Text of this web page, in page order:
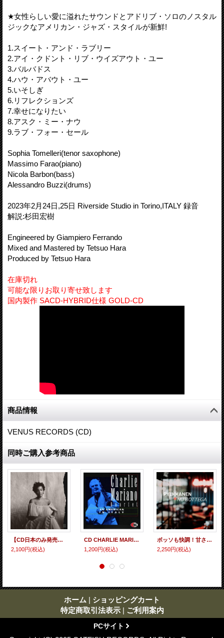
★女性らしい愛に溢れたサウンドとアドリブ・ソロのノスタル
ジックなアメリカン・ジャズ・スタイルが新鮮!
1.スイート・アンド・ラブリー
2.アイ・クドント・リブ・ウイズアウト・ユー
3.バルバドス
4.ハウ・アバウト・ユー
5.いそしぎ
6.リフレクションズ
7.幸せになりたい
8.アスク・ミー・ナウ
9.ラブ・フォー・セール
Sophia Tomelleri(tenor saxophone)
Massimo Farao(piano)
Nicola Barbon(bass)
Alessandro Buzzi(drums)
2023年2月24日,25日 Riverside Studio in Torino,ITALY 録音
解説:杉田宏樹
Engineered by Giampiero Ferrando
Mixed and Mastered by Tetsuo Hara
Produced by Tetsuo Hara
在庫切れ
可能な限りお取り寄せ致します
国内製作 SACD-HYBRID仕様 GOLD-CD
商品情報
VENUS RECORDS (CD)
同時ご購入参考商品
【CD日本のみ発売】 CD Frida Touray フリーダ・トゥレイ / Mending メンディング
2,100円(税込)
CD CHARLIE MARIANO QUARTET チャーリー・マリアーノ / アン・アメリカン・イン・イタリー
1,200円(税込)
ボッソも快調！甘さ控えめの精悍凛然たるハードボイルドな引き締まったアルトサックス・ブロウが颯爽と映える勇壮昂揚編!!! CD PYLKKANEN ペッカ・プルッカネン / NU BOTTEGA
2,250円(税込)
ホーム | ショッピングカート
特定商取引法表示 | ご利用案内
PCサイト